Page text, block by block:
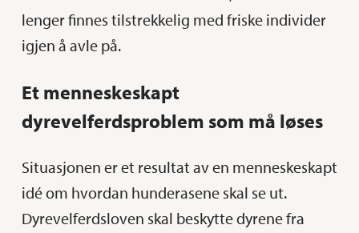
lenger finnes tilstrekkelig med friske individer
igjen å avle på.
Et menneskeskapt
dyrevelferdsproblem som må løses
Situasjonen er et resultat av en menneskeskapt
idé om hvordan hunderasene skal se ut.
Dyrevelferdsloven skal beskytte dyrene fra